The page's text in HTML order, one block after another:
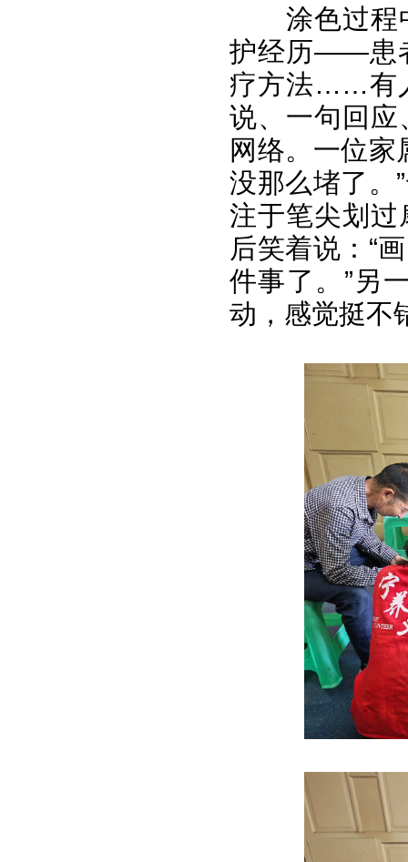
涂色过程
护经历——患
疗方法……有
说、一句回
网络。一位家
没那么堵了。
注于笔尖划
后笑着说：“
件事了。”另
动，感觉挺不